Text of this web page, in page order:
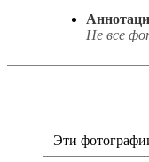
Не все
Эти